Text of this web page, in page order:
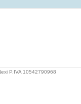
P.IVA 10542790968